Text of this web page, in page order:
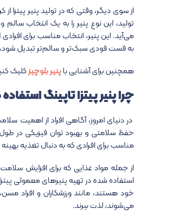
از سوی دیگر، وقتی که در تولید پنیر پیتزا
تولید، این نوع پنیر را به یک انتخاب
می‌آید. این پنیر، انتخاب مناسب برای
به فست فودی سبک‌تر و سالم‌تر تبدیل شود،
همچنین برای آشنایی باپنیر بلوچیزکلیک
چرا پنیر پیتزا تاپینگ
در دنیای امروز، آگاهی افراد از اهمیت
حفظ سلامتی و بهبود توان فیزیکی در طول
مناسب برای افرادی که به دنبال تغذیه
از جمله مواد غذایی که برای افزایش
استفاده شده در تهیه پنیرهای معمولی
خود هستند، مانند ورزشکاران و افراد
می‌شوند، لذت ببرند.